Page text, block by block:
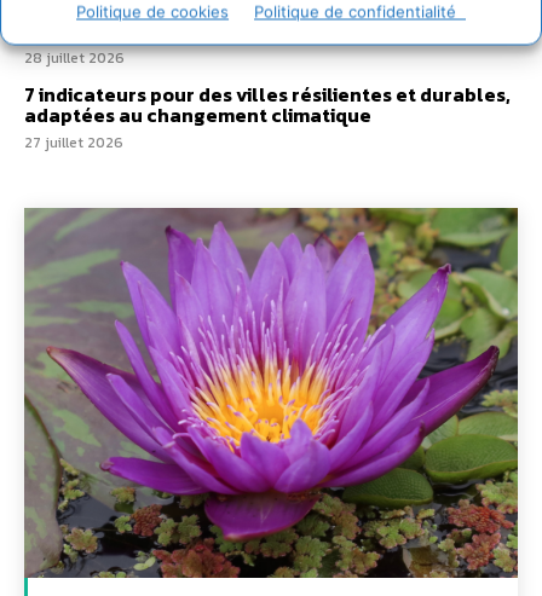
Politique de cookies Politique de confidentialité
L’éco-anxiété informe et l’éco-lucidité transforme
28 juillet 2026
7 indicateurs pour des villes résilientes et durables,
adaptées au changement climatique
27 juillet 2026